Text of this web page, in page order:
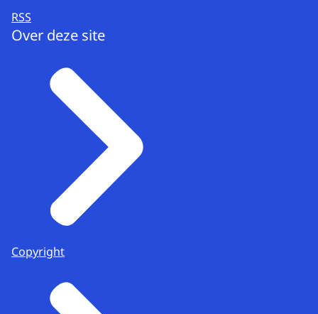
RSS
Over deze site
Copyright